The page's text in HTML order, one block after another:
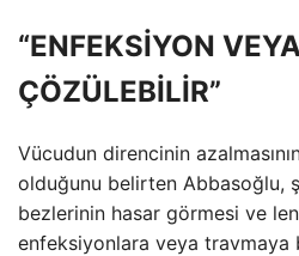
“ENFEKSİYON
ÇÖZÜLEBİLİR”
Vücudun direncinin
olduğunu belirten Abbasoğlu,
bezlerinin hasar görmesi ve lenf
enfeksiyonlara veya travmaya